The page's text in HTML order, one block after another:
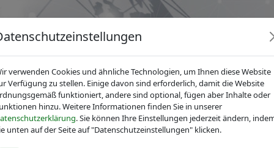
News Dienstleistungen Fachgruppen Über
verwenden Cookies und ähnliche Technologien, um Ihnen diese Website
Verfügung zu stellen. Einige davon sind erforderlich, damit die Website
funktioniert, andere sind optional, fügen aber Inhalte oder
hinzu. Weitere Informationen finden Sie in unserer
. Sie können Ihre Einstellungen jederzeit ändern,
unten auf der Seite auf "Datenschutzeinstellungen" klicken.